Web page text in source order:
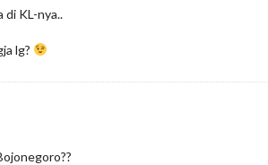
di KL-nya..
lg?